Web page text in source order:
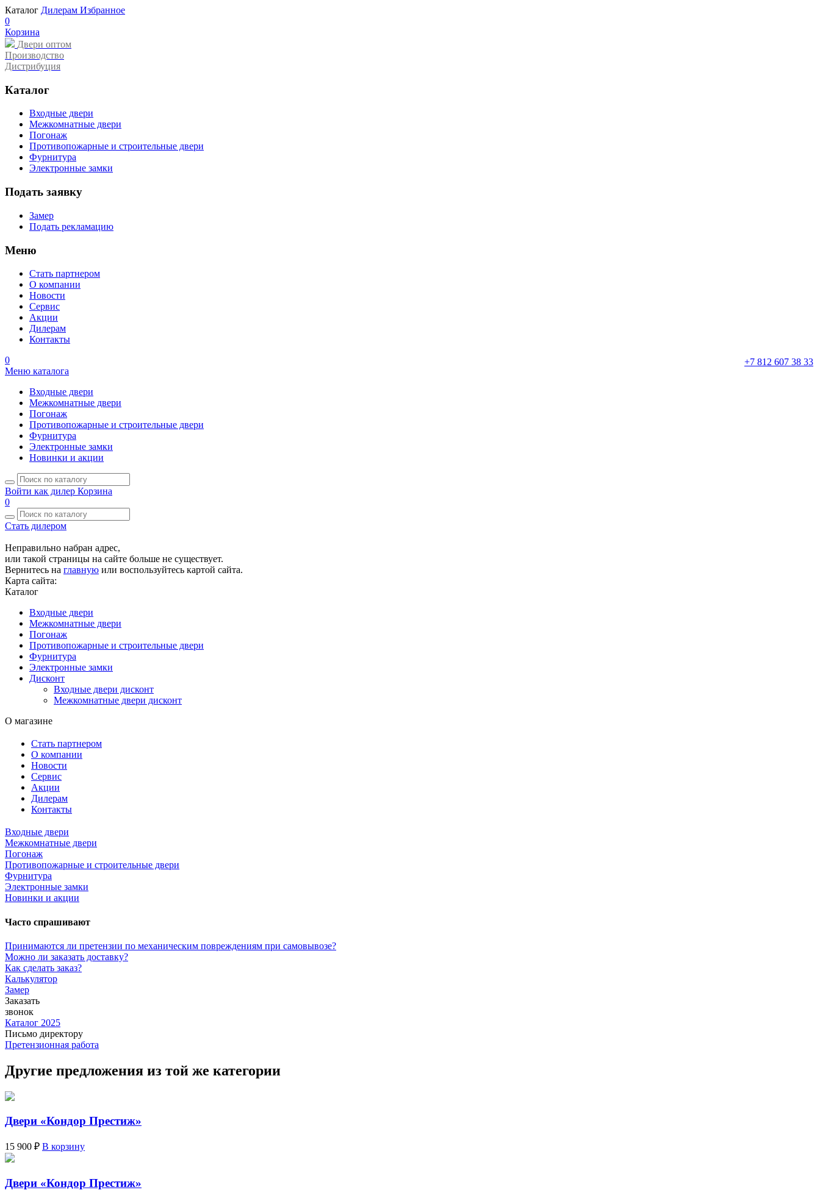
Каталог Дилерам Избранное
0
Корзина
Двери оптом
Производство
Дистрибуция
Каталог
Входные двери
Межкомнатные двери
Погонаж
Противопожарные и строительные двери
Фурнитура
Электронные замки
Подать заявку
Замер
Подать рекламацию
Меню
Стать партнером
О компании
Новости
Сервис
Акции
Дилерам
Контакты
+7 812 607 38 33
0
Меню каталога
Входные двери
Межкомнатные двери
Погонаж
Противопожарные и строительные двери
Фурнитура
Электронные замки
Новинки и акции
Войти как дилер Корзина
0
Стать дилером
Неправильно набран адрес,
или такой страницы на сайте больше не существует.
Вернитесь на главную или воспользуйтесь картой сайта.
Карта сайта:
Каталог
Входные двери
Межкомнатные двери
Погонаж
Противопожарные и строительные двери
Фурнитура
Электронные замки
Дисконт
Входные двери дисконт
Межкомнатные двери дисконт
О магазине
Стать партнером
О компании
Новости
Сервис
Акции
Дилерам
Контакты
Входные двери
Межкомнатные двери
Погонаж
Противопожарные и строительные двери
Фурнитура
Электронные замки
Новинки и акции
Часто спрашивают
Принимаются ли претензии по механическим повреждениям при самовывозе?
Можно ли заказать доставку?
Как сделать заказ?
Калькулятор
Замер
Заказать
звонок
Каталог 2025
Письмо директору
Претензионная работа
Другие предложения из той же категории
Двери «Кондор Престиж»
15 900 ₽ В корзину
Двери «Кондор Престиж»